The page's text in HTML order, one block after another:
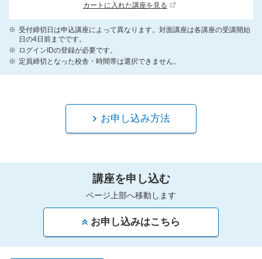
カートに入れた講座を見る
受付締切日は申込講座によって異なります。対面講座は各講座の受講開始
日の4日前までです。
ログインIDの登録が必要です。
定員締切となった校舎・時間帯は選択できません。
お申し込み方法
講座を申し込む
ページ上部へ移動します
お申し込みはこちら